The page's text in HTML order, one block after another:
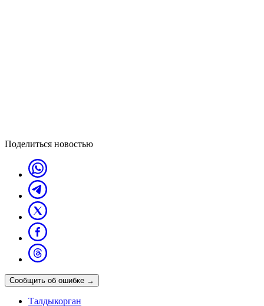
Поделиться новостью
Сообщить об ошибке →
Талдыкорган